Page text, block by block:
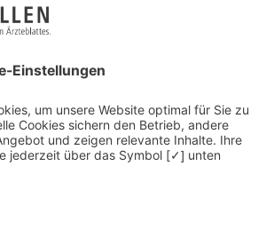
Recruiting-Podcast
Kontakt
Datenschutz
Newsletter